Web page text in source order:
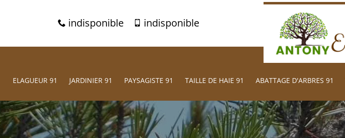
indisponible indisponible
ELAGUEUR 91 JARDINIER 91 PAYSAGISTE 91 TAILLE DE HAIE 91 ABATTAGE D'ARBRES 91